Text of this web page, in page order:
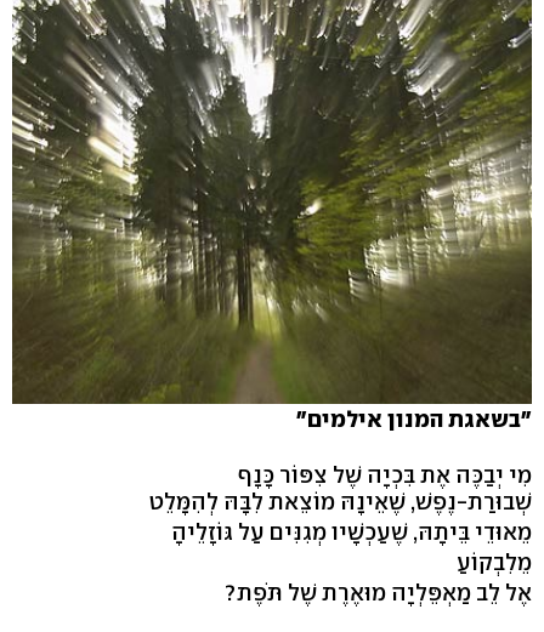
"בשאגת המנון אילמים"
מִי יְבַכֶּה אֶת בִּכְיָה שֶׁל צִפּוֹר כָּנָף
שְׁבוּרַת-נֶפֶשׁ, שֶׁאֵינָהּ מוֹצֵאת לִבָּהּ לְהִמָּלֵט
מֵאוּדֵי בֵּיתָהּ, שֶׁעַכְשָׁיו מְגִנִּים עַל גּוֹזָלֵיהָ
מֵלִבְקוֹעַ
אֶל לֵב מַאְפֵּלְיָה מוּאֶרֶת שֶׁל תֹּפֶת?